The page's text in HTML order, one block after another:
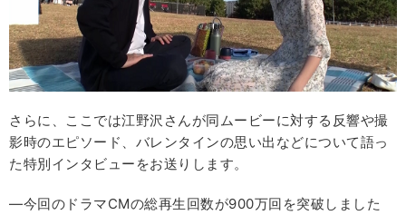
さらに、ここでは江野沢さんが同ムービーに対する反響や撮
影時のエピソード、バレンタインの思い出などについて語っ
た特別インタビューをお送りします。
―今回のドラマCMの総再生回数が900万回を突破しました